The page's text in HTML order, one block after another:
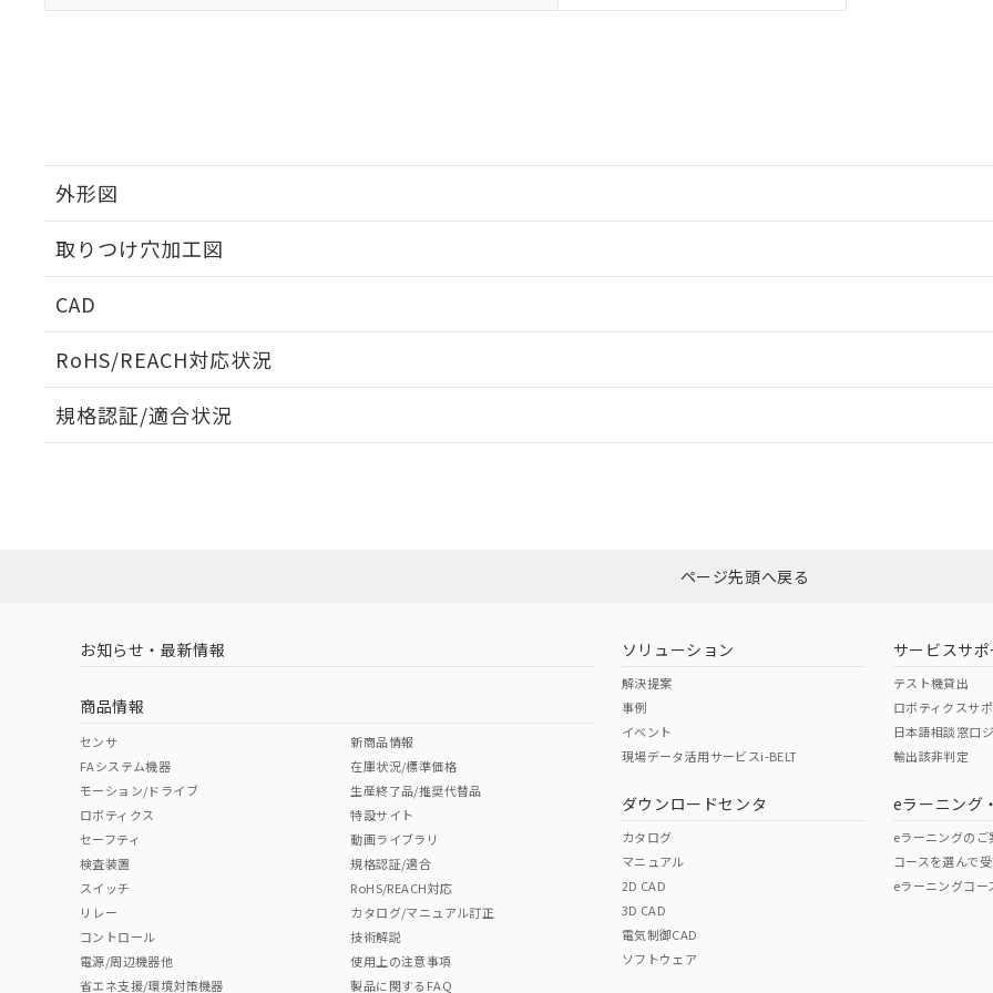
外形図
取りつけ穴加工図
CAD
RoHS/REACH対応状況
EU RoHS 注意事項・凡例
ダウンロードはこちら
中国 RoHS 注意事項・凡例
中国 RoHS表
Pb Hg Cr(VI)
"対応済み"や非含有の記載がされた商品であっても、流通在庫等で未対応品が混在する可能性があります。
非含有品が必要な際は、弊社営業部門もしくは販売店へお問い合わせください。
規格認証/適合状況
（イギリス
（ノルウェー
（日本
（アメリカ
この製品の規格認証/適合
その他の認証はこちらのページからご
ページ先頭へ戻る
お知らせ・最新情報
商品情報
センサ
FAシステム機器
モーション/ドライブ
ロボティクス
セーフティ
検査装置
スイッチ
リレー
コントロール
電源/周辺機器他
省エネ支援/環境対策機器
新商品情報
在庫状況/標準価格
生産終了品/推奨代替品
特設サイト
動画ライブラリ
規格認証/適合
RoHS/REACH対応
カタログ/マニュアル訂正
技術解説
使用上の注意事項
製品に関するFAQ
ソリューション
解決提案
事例
イベント
現場データ活用サービスi-BELT
ダウンロードセンタ
カタログ
マニュアル
2D CAD
3D CAD
電気制御CAD
ソフトウェア
サービスサポ
テスト機貸出
ロボティクスサ
日本語相談窓口
輸出該非判定
eラーニング
eラーニングのご
コースを選んで
eラーニングコー